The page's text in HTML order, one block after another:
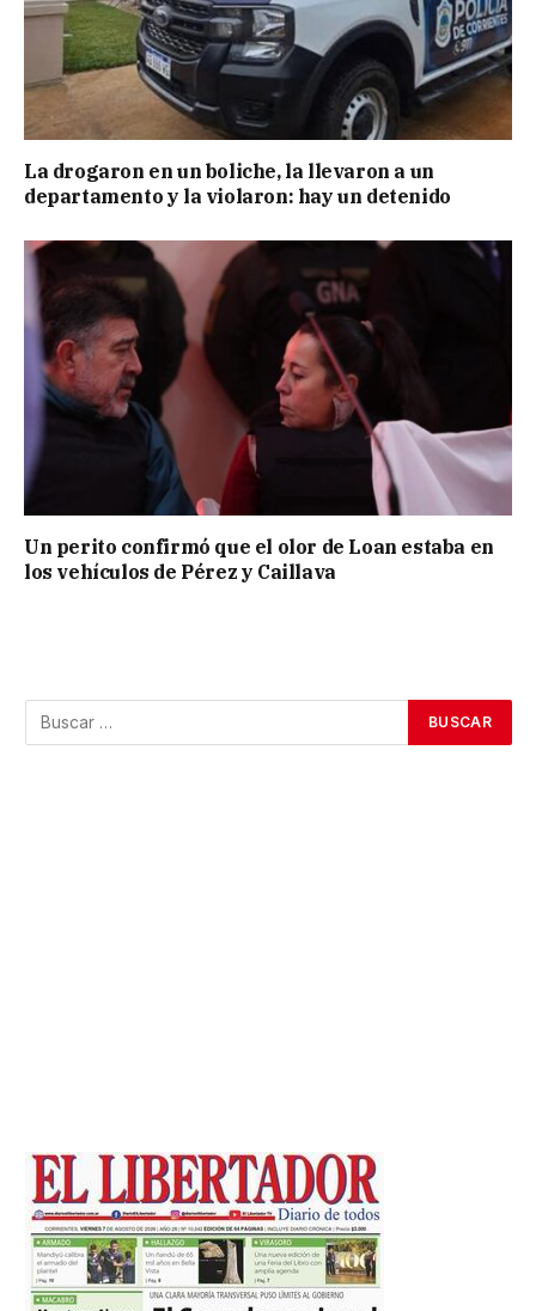
La drogaron en un boliche, la llevaron a un
departamento y la violaron: hay un detenido
Un perito confirmó que el olor de Loan estaba en
los vehículos de Pérez y Caillava